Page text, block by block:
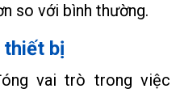
so với bình thường.
thiết bị
vai trò trong việc